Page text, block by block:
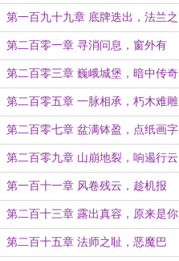
麻
第一百九十九章 底牌迭出，法兰之
谜！
第二百零一章 寻消问息，窗外有
耳？
第二百零三章 巍峨城堡，暗中传奇
第二百零五章 一脉相承，朽木难雕
第二百零七章 盆满钵盈，点纸画字
第二百零九章 山崩地裂，响遏行云
第一百十一章 风卷残云，趁机报
仇！
第二百十三章 露出真容，原来是你
第二百十五章 法师之耻，恶魔巴